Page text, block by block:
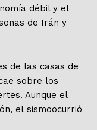
débil y el
de Irán y
de las casas de
sobre los
Aunque el
el sismoocurrió